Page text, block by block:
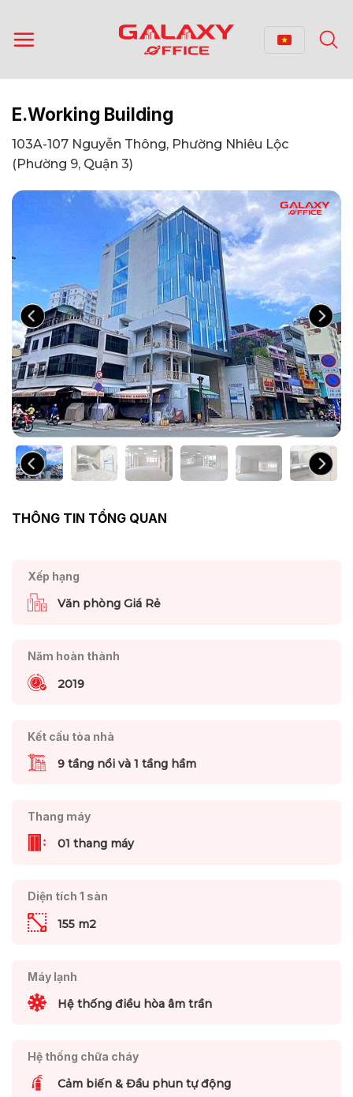
qua
nội
E.Working Building
103A-107 Nguyễn Thông, Phường Nhiêu Lộc
(Phường 9, Quận 3)
THÔNG TIN TỔNG QUAN
Xếp hạng
Văn phòng Giá Rẻ
Năm hoàn thành
2019
Kết cấu tòa nhà
9 tầng nổi và 1 tầng hầm
Thang máy
01 thang máy
Diện tích 1 sàn
155 m2
Máy lạnh
Hệ thống điều hòa âm trần
Hệ thống chữa cháy
Cảm biến & Đầu phun tự động